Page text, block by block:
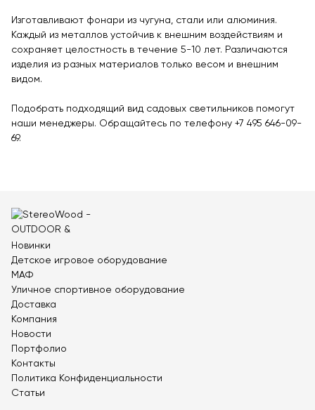
Оборудование для воркаута
Уличные тренажеры
УРБАНИКА спорт
Теннисные столы
Футбольные ворота
О компании▼
Партнёрам
Новости
Портфолио
Контакты
Статьи
Личный кабинет
Изготавливают фонари из чугуна, стали или алюминия.
Каждый из металлов устойчив к внешним воздействиям и
сохраняет целостность в течение 5-10 лет. Различаются
изделия из разных материалов только весом и внешним
видом.
Подобрать подходящий вид садовых светильников помогут
наши менеджеры. Обращайтесь по телефону +7 495 646-09-
69.
Новинки
Детское игровое оборудование
МАФ
Уличное спортивное оборудование
Доставка
Компания
Новости
Портфолио
Контакты
Политика Конфиденциальности
Статьи